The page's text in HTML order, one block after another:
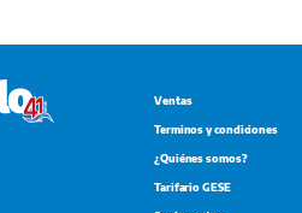
Suplementos